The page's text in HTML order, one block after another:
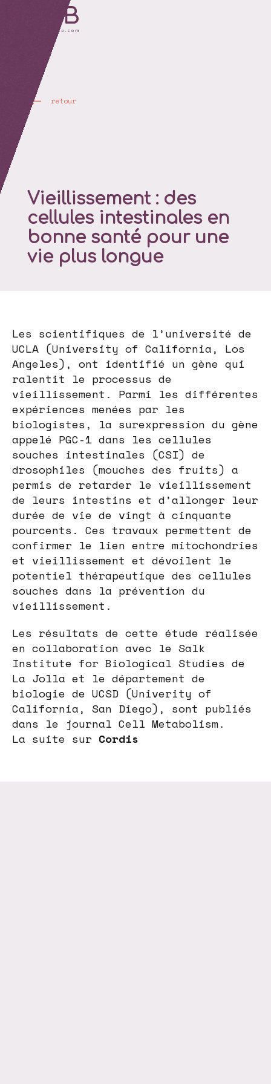
retour
Vieillissement : des
cellules intestinales en
bonne santé pour une
vie plus longue
Les scientifiques de l’université de
UCLA (University of California, Los
Angeles), ont identifié un gène qui
ralentit le processus de
vieillissement. Parmi les différentes
expériences menées par les
biologistes, la surexpression du gène
appelé PGC-1 dans les cellules
souches intestinales (CSI) de
drosophiles (mouches des fruits) a
permis de retarder le vieillissement
de leurs intestins et d’allonger leur
durée de vie de vingt à cinquante
pourcents. Ces travaux permettent de
confirmer le lien entre mitochondries
et vieillissement et dévoilent le
potentiel thérapeutique des cellules
souches dans la prévention du
vieillissement.
Les résultats de cette étude réalisée
en collaboration avec le Salk
Institute for Biological Studies de
La Jolla et le département de
biologie de UCSD (Univerity of
California, San Diego), sont publiés
dans le journal Cell Metabolism.
La suite sur Cordis